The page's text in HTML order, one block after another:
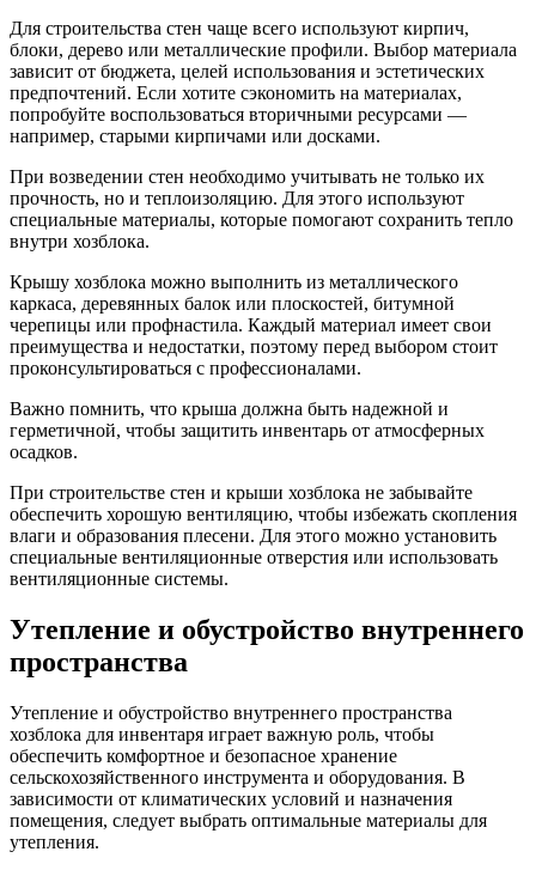
Для строительства стен чаще всего используют кирпич,
блоки, дерево или металлические профили. Выбор материала
зависит от бюджета, целей использования и эстетических
предпочтений. Если хотите сэкономить на материалах,
попробуйте воспользоваться вторичными ресурсами —
например, старыми кирпичами или досками.
При возведении стен необходимо учитывать не только их
прочность, но и теплоизоляцию. Для этого используют
специальные материалы, которые помогают сохранить тепло
внутри хозблока.
Крышу хозблока можно выполнить из металлического
каркаса, деревянных балок или плоскостей, битумной
черепицы или профнастила. Каждый материал имеет свои
преимущества и недостатки, поэтому перед выбором стоит
проконсультироваться с профессионалами.
Важно помнить, что крыша должна быть надежной и
герметичной, чтобы защитить инвентарь от атмосферных
осадков.
При строительстве стен и крыши хозблока не забывайте
обеспечить хорошую вентиляцию, чтобы избежать скопления
влаги и образования плесени. Для этого можно установить
специальные вентиляционные отверстия или использовать
вентиляционные системы.
Утепление и обустройство внутреннего
пространства
Утепление и обустройство внутреннего пространства
хозблока для инвентаря играет важную роль, чтобы
обеспечить комфортное и безопасное хранение
сельскохозяйственного инструмента и оборудования. В
зависимости от климатических условий и назначения
помещения, следует выбрать оптимальные материалы для
утепления.